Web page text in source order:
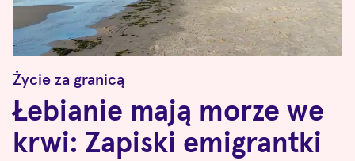
Życie za granicą
Łebianie mają morze we
krwi: Zapiski emigrantki